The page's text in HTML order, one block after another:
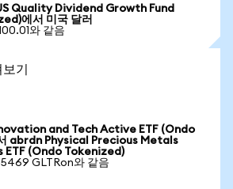
Quality Dividend Growth Fund
에서 미국 달러
와 같음
기
and Tech Active ETF (Ondo
abrdn Physical Precious Metals
ETF (Ondo Tokenized)
GLTRon와 같음